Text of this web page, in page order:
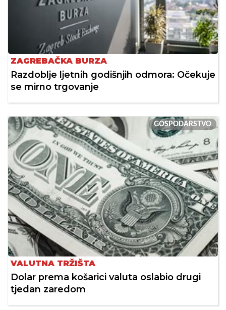
ZAGREBAČKA BURZA
Razdoblje ljetnih godišnjih odmora: Očekuje
se mirno trgovanje
GOSPODARSTVO
VALUTNA TRŽIŠTA
Dolar prema košarici valuta oslabio drugi
tjedan zaredom